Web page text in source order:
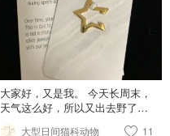
大家好，又是我。 今天长周末，
天气这么好，所以又出去野了。
回家惊喜发现simons的包裹送到
大型日间猫科动物 11